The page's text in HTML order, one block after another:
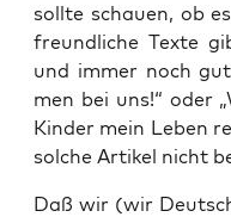
soll­te schau­en, ob
freund­li­che Tex­te
und immer noch
men bei uns!“ oder
Kin­der mein Leben
sol­che Arti­kel nicht
Daß wir (wir